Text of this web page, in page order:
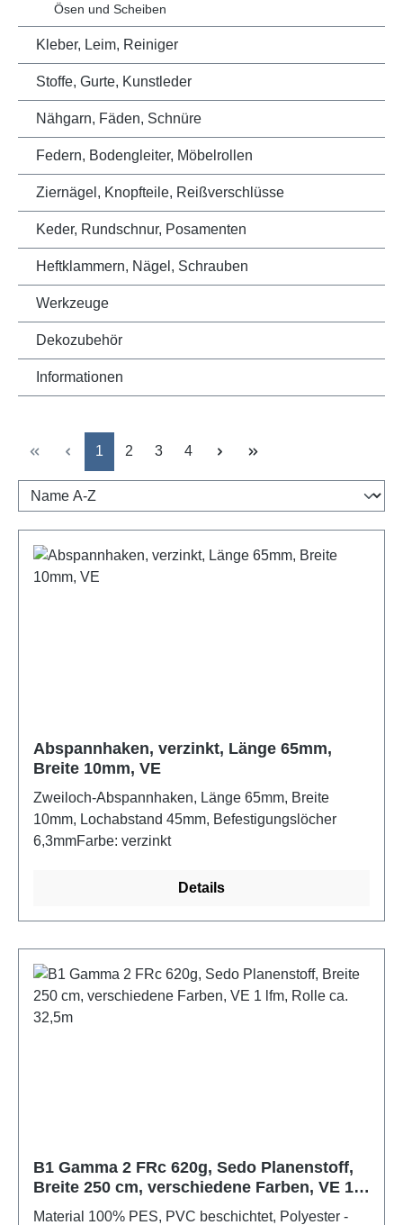
Ösen und Scheiben
Kleber, Leim, Reiniger
Stoffe, Gurte, Kunstleder
Nähgarn, Fäden, Schnüre
Federn, Bodengleiter, Möbelrollen
Ziernägel, Knopfteile, Reißverschlüsse
Keder, Rundschnur, Posamenten
Heftklammern, Nägel, Schrauben
Werkzeuge
Dekozubehör
Informationen
Seite
1 Seite
2 Seite
3 Seite
4
Abspannhaken, verzinkt, Länge 65mm,
Breite 10mm, VE
Zweiloch-Abspannhaken, Länge 65mm, Breite
10mm, Lochabstand 45mm, Befestigungslöcher
6,3mmFarbe: verzinkt
Details
B1 Gamma 2 FRc 620g, Sedo Planenstoff,
Breite 250 cm, verschiedene Farben, VE 1
lfm, Rolle ca. 32,5m
Material 100% PES, PVC beschichtet, Polyester -